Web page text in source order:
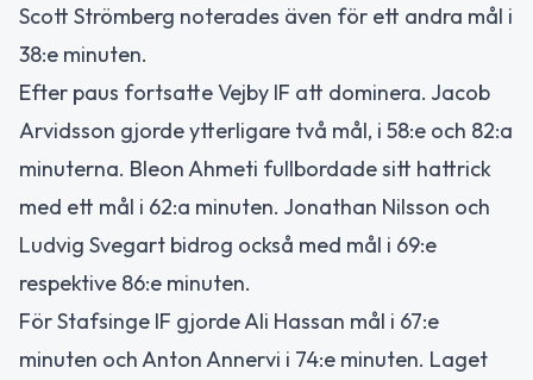
Scott Strömberg noterades även för ett andra mål i
38:e minuten.
Efter paus fortsatte Vejby IF att dominera. Jacob
Arvidsson gjorde ytterligare två mål, i 58:e och 82:a
minuterna. Bleon Ahmeti fullbordade sitt hattrick
med ett mål i 62:a minuten. Jonathan Nilsson och
Ludvig Svegart bidrog också med mål i 69:e
respektive 86:e minuten.
För Stafsinge IF gjorde Ali Hassan mål i 67:e
minuten och Anton Annervi i 74:e minuten. Laget